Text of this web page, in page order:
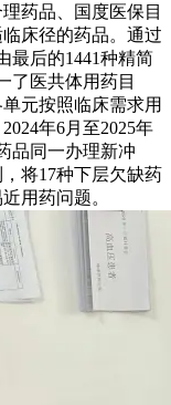
药品、国度医保目
床径的药品。通过
最后的1441种精简
了医共体用药目
元按照临床需求用
年6月至2025年
品同一办理新冲
将17种下层欠缺药
用药问题。